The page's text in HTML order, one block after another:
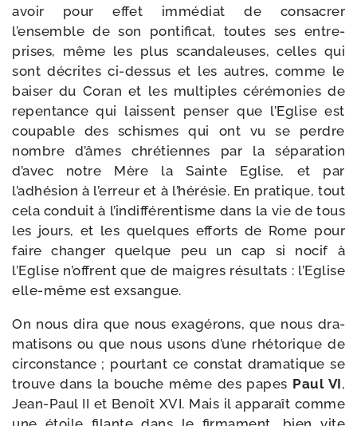
avoir pour effet immé­diat de consa­crer
l’ensemble de son pon­ti­fi­cat, toutes ses entre­
prises, même les plus scan­da­leuses, celles qui
sont décrites ci-​dessus et les autres, comme le
bai­ser du Coran et les mul­tiples céré­mo­nies de
repen­tance qui laissent pen­ser que l’Eglise est
cou­pable des schismes qui ont vu se perdre
nombre d’âmes chré­tiennes par la sépa­ra­tion
d’avec notre Mère la Sainte Eglise, et par
l’adhésion à l’erreur et à l’hérésie. En pra­tique, tout
cela conduit à l’indifférentisme dans la vie de tous
les jours, et les quelques efforts de Rome pour
faire chan­ger quelque peu un cap si nocif à
l’Eglise n’offrent que de maigres résul­tats : l’Eglise
elle-​même est exsangue.
On nous dira que nous exa­gé­rons, que nous dra­
ma­ti­sons ou que nous usons d’une rhé­to­rique de
cir­cons­tance ; pour­tant ce constat dra­ma­tique se
trouve dans la bouche même des papes Paul VI,
Jean-​Paul II et Benoît XVI. Mais il appa­raît comme